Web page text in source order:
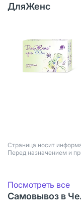
ДляЖенс
Страница носит
Перед назначением и
Посмотреть все
Самовывоз в